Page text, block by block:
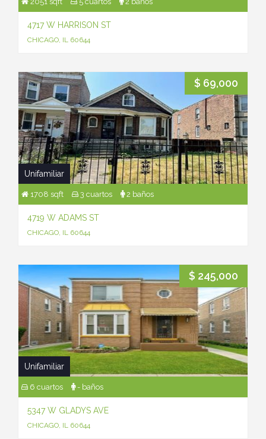
4717 W HARRISON ST
CHICAGO, IL 60644
$ 69,000
Unifamiliar
1708 sqft 3 cuartos 2 baños
4719 W ADAMS ST
CHICAGO, IL 60644
$ 245,000
Unifamiliar
6 cuartos - baños
5347 W GLADYS AVE
CHICAGO, IL 60644